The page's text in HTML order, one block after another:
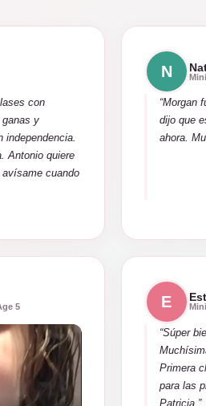
con
ganas y
independencia.
Antonio quiere
cuando
N
“Morgan
dijo que
ahora.
5 E
“Súper
Primera
para las
Patricia.”